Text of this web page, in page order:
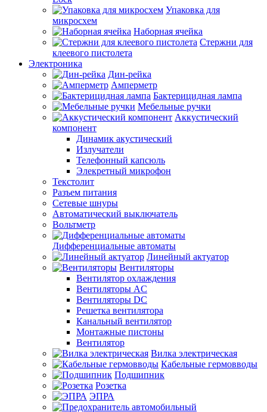
Упаковка для
микросхем
Наборная ячейка
Стержни для
клеевого пистолета
Электроника
Дин-рейка
Амперметр
Бактерицидная лампа
Мебельные ручки
Аккустический
компонент
Динамик акустический
Излучатели
Телефонный капсюль
Элекретный микрофон
Текстолит
Разъем питания
Сетевые шнуры
Автоматический выключатель
Вольтметр
Дифференциальные автоматы
Линейный актуатор
Вентиляторы
Вентилятор охлаждения
Вентиляторы AC
Вентиляторы DC
Решетка вентилятора
Канальный вентилятор
Монтажные пистоны
Вентилятор
Вилка электрическая
Кабельные гермовводы
Подшипник
Розетка
ЭПРА